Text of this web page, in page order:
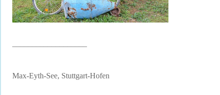
Max-Eyth-See, Stuttgart-Hofen